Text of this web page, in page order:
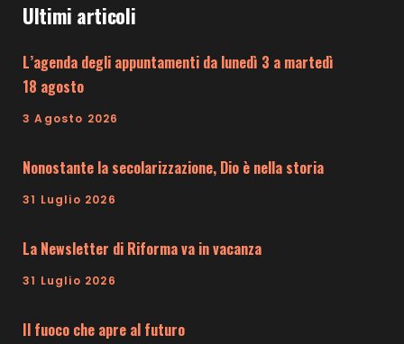
Ultimi articoli
L’agenda degli appuntamenti da lunedì 3 a martedì
18 agosto
3 Agosto 2026
Nonostante la secolarizzazione, Dio è nella storia
31 Luglio 2026
La Newsletter di Riforma va in vacanza
31 Luglio 2026
Il fuoco che apre al futuro